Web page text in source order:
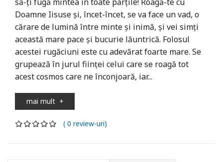
Doamne Iisuse și, încet-încet, se va face un vad, o
cărare de lumină între minte și inimă, și vei simți
această mare pace și bucurie lăuntrică. Folosul
acestei rugăciuni este cu adevărat foarte mare. Se
grupează în jurul ființei celui care se roagă tot
acest cosmos care ne înconjoară, iar...
mai mult +
( 0 review-uri)